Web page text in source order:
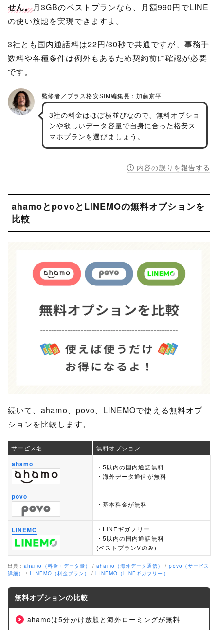
せん。月3GBのベストプランなら、月額990円でLINE
の使い放題を実現できますよ。
3社とも国内通話料は22円/30秒で共通ですが、事務手
数料や各種条件は例外もあるため契約前に確認が必要
です。
3社の料金はほぼ横並びなので、無料オプショ
ンや欲しいデータ容量で自身に合った格安ス
マホプランを選びましょう。
内容の誤りを報告する
ahamoとpovoとLINEMOの無料オプションを
比較
続いて、ahamo、povo、LINEMOで使える無料オプ
ションを比較します。
サービス名 無料オプション
ahamo
・5以内の国内通話無料
・海外データ通信が無料
povo
・基本料金が無料
LINEMO
・LINEギガフリー
・5以内の国内通話無料
(ベストプランVのみ)
出典：ahamo（料金・データ量） /ahamo（海外データ通信） /povo（サービス
詳細）
/LINEMO（料金プラン） /LINEMO（LINEギガフリー）
無料オプションの比較
ahamoは5分かけ放題と海外ローミングが無料